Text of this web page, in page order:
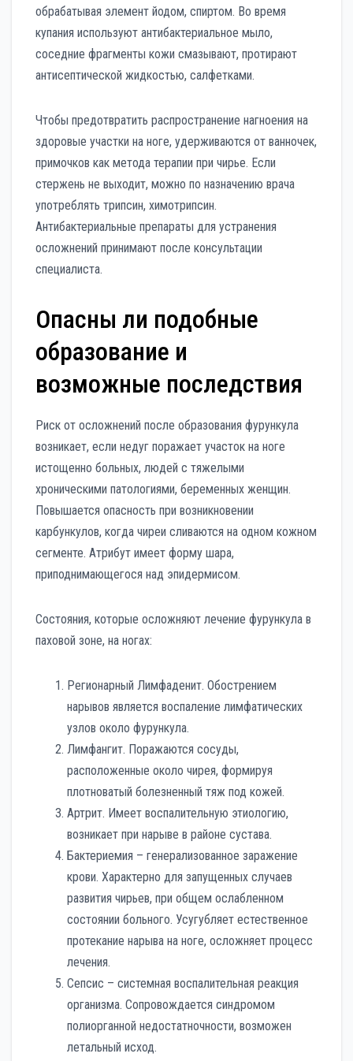
обрабатывая элемент йодом, спиртом. Во время
купания используют антибактериальное мыло,
соседние фрагменты кожи смазывают, протирают
антисептической жидкостью, салфетками.
Чтобы предотвратить распространение нагноения на
здоровые участки на ноге, удерживаются от ванночек,
примочков как метода терапии при чирье. Если
стержень не выходит, можно по назначению врача
употреблять трипсин, химотрипсин.
Антибактериальные препараты для устранения
осложнений принимают после консультации
специалиста.
Опасны ли подобные
образование и
возможные последствия
Риск от осложнений после образования фурункула
возникает, если недуг поражает участок на ноге
истощенно больных, людей с тяжелыми
хроническими патологиями, беременных женщин.
Повышается опасность при возникновении
карбункулов, когда чиреи сливаются на одном кожном
сегменте. Атрибут имеет форму шара,
приподнимающегося над эпидермисом.
Состояния, которые осложняют лечение фурункула в
паховой зоне, на ногах:
Регионарный Лимфаденит. Обострением
нарывов является воспаление лимфатических
узлов около фурункула.
Лимфангит. Поражаются сосуды,
расположенные около чирея, формируя
плотноватый болезненный тяж под кожей.
Артрит. Имеет воспалительную этиологию,
возникает при нарыве в районе сустава.
Бактериемия – генерализованное заражение
крови. Характерно для запущенных случаев
развития чирьев, при общем ослабленном
состоянии больного. Усугубляет естественное
протекание нарыва на ноге, осложняет процесс
лечения.
Сепсис – системная воспалительная реакция
организма. Сопровождается синдромом
полиорганной недостатночности, возможен
летальный исход.